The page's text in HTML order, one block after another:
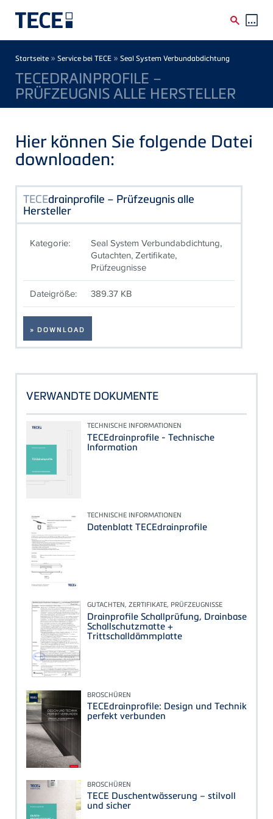
Breadcrumb
Startseite » Service bei TECE » Seal System Verbundabdichtung
TECEDRAINPROFILE –
PRÜFZEUGNIS ALLE HERSTELLER
Hier können Sie folgende Datei
downloaden:
TECEdrainprofile – Prüfzeugnis alle
Hersteller
Kategorie:
Seal System Verbundabdichtung,
Gutachten, Zertifikate,
Prüfzeugnisse
Dateigröße: 389.37 KB
» DOWNLOAD
VERWANDTE DOKUMENTE
TECHNISCHE INFORMATIONEN
TECEdrainprofile - Technische
Information
TECHNISCHE INFORMATIONEN
Datenblatt TECEdrainprofile
GUTACHTEN, ZERTIFIKATE, PRÜFZEUGNISSE
Drainprofile Schallprüfung, Drainbase
Schallschutzmatte +
Trittschalldämmplatte
BROSCHÜREN
TECEdrainprofile: Design und Technik
perfekt verbunden
BROSCHÜREN
TECE Duschentwässerung – stilvoll
und sicher